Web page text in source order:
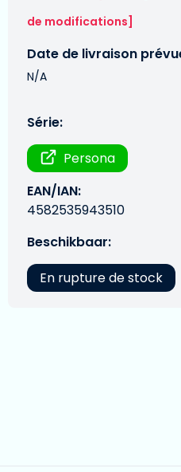
de modifications]
Date de livraison
N/A
Série:
Persona
EAN/IAN:
4582535943510
Beschikbaar:
En rupture de stock